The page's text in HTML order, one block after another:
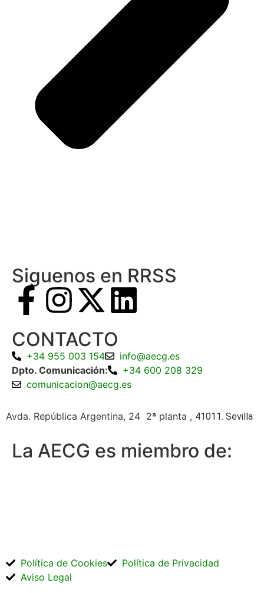
Siguenos en RRSS
CONTACTO
+34 955 003 154
info@aecg.es
Dpto. Comunicación:
+34 600 208 329
comunicacion@aecg.es
Avda. República Argentina, 24 2ª planta , 41011. Sevilla
La AECG es miembro de:
Política de Cookies
Política de Privacidad
Aviso Legal